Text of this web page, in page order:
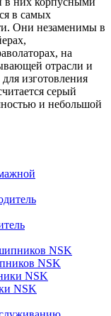
в самых
Они незаменимы в
на
отрасли и
изготовления
серый
и небольшой
NSK
NSK